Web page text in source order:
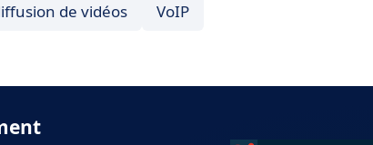
de vidéos VoIP